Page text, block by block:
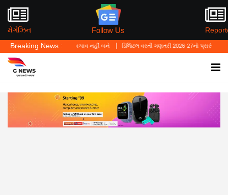
મેગેઝિન Follow Us
Breaking News :
લો' ગુનાનો બચાવ નહીં બને ડિજિટલ વસ્તી ગણતરી 2026-27નો પ્રારંભ, ઘર બેઠા આજે જ